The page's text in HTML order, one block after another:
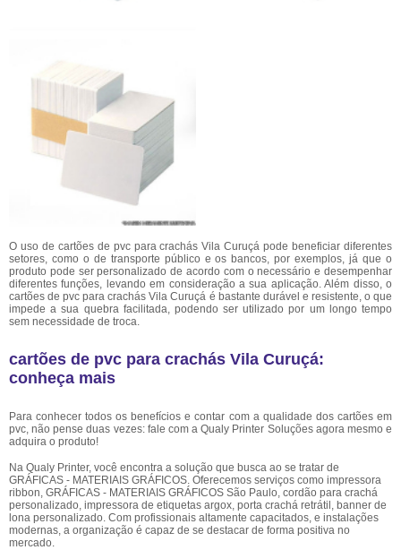
O uso de cartões de pvc para crachás Vila Curuçá pode beneficiar diferentes
setores, como o de transporte público e os bancos, por exemplos, já que o
produto pode ser personalizado de acordo com o necessário e desempenhar
diferentes funções, levando em consideração a sua aplicação. Além disso, o
cartões de pvc para crachás Vila Curuçá é bastante durável e resistente, o que
impede a sua quebra facilitada, podendo ser utilizado por um longo tempo
sem necessidade de troca.
cartões de pvc para crachás Vila Curuçá:
conheça mais
Para conhecer todos os benefícios e contar com a qualidade dos cartões em
pvc, não pense duas vezes: fale com a Qualy Printer Soluções agora mesmo e
adquira o produto!
Na Qualy Printer, você encontra a solução que busca ao se tratar de
GRÁFICAS - MATERIAIS GRÁFICOS. Oferecemos serviços como impressora
ribbon, GRÁFICAS - MATERIAIS GRÁFICOS São Paulo, cordão para crachá
personalizado, impressora de etiquetas argox, porta crachá retrátil, banner de
lona personalizado. Com profissionais altamente capacitados, e instalações
modernas, a organização é capaz de se destacar de forma positiva no
mercado.